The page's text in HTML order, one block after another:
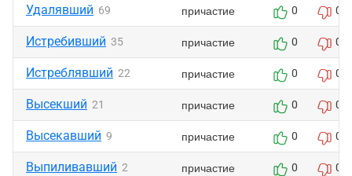
Удалявший 69 причастие 0 0
Истребивший 35 причастие 0 0
Истреблявший 22 причастие 0 0
Высекший 21 причастие 0 0
Высекавший 9 причастие 0 0
Выпиливавший 2 причастие 0 0